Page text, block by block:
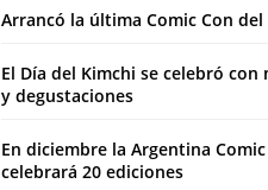
Arrancó la última Comic Con del
El Día del Kimchi se celebró con
y degustaciones
En diciembre la Argentina Comic
celebrará 20 ediciones